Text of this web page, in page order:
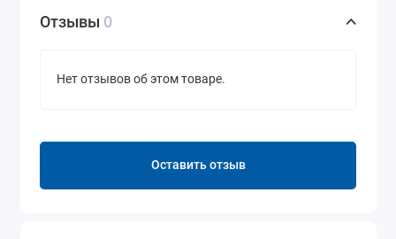
Отзывы 0
Нет отзывов об этом товаре.
Оставить отзыв